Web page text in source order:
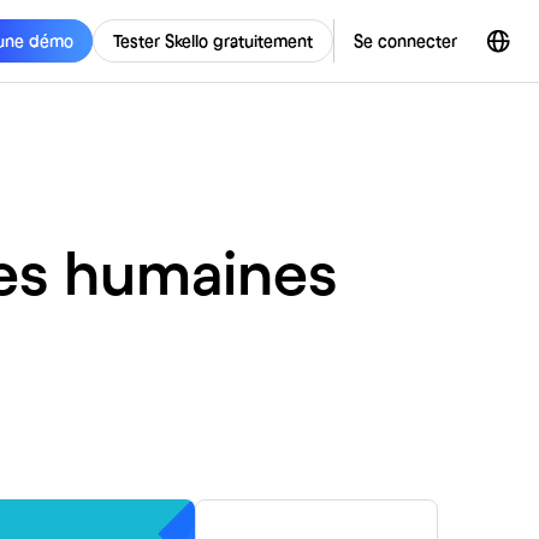
démo Tester Skello gratuitement Se connecter
humaines